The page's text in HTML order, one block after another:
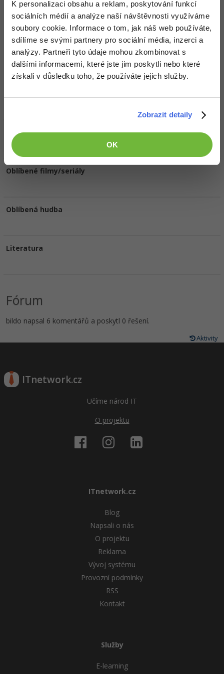
K personalizaci obsahu a reklam, poskytování funkcí
sociálních médií a analýze naší návštěvnosti využíváme
soubory cookie. Informace o tom, jak náš web používáte,
sdílíme se svými partnery pro sociální média, inzerci a
analýzy. Partneři tyto údaje mohou zkombinovat s
dalšími informacemi, které jste jim poskytli nebo které
získali v důsledku toho, že používáte jejich služby.
Zobrazit detaily
OK
Ocenění
bildo zatím nezískal žádná ocenění.
Doplňující informace
HW sestava
Oblíbené filmy/seriály
Oblíbená hudba
Literatura
Fórum
bildo napsal 6 komentářů a poskytl 0 řešení.
Aktivity
ITnetwork.cz
Učíme národ IT
O projektu
ITnetwork.cz
Blog
Napsali o nás
O projektu
Reklama
Vývoj systému
Provozní podmínky
RSS
Kontakt
Služby
E-learning